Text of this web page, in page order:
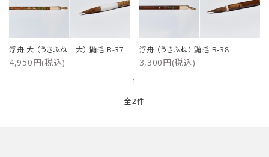
プライバシーポリシー
浮舟 大 （うきふね 大） 鼬毛 B-37
4,950円(税込)
浮舟 （うきふね） 鼬毛 B-38
3,300円(税込)
1
全2件